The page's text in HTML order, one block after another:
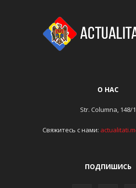
О НАС
Str. Columna, 148/1
Свяжитесь с нами:
ПОДПИШИСЬ